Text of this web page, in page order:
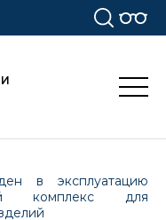
в эксплуатацию
комплекс для